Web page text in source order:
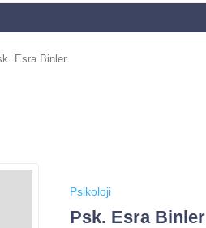
Esra Binler
Psikoloji
Psk. Esra Binler